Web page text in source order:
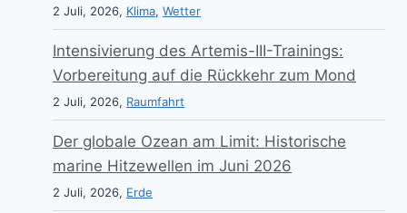
2 Juli, 2026, Klima, Wetter
Intensivierung des Artemis-III-Trainings:
Vorbereitung auf die Rückkehr zum Mond
2 Juli, 2026, Raumfahrt
Der globale Ozean am Limit: Historische
marine Hitzewellen im Juni 2026
2 Juli, 2026, Erde